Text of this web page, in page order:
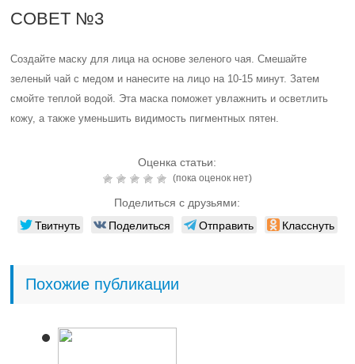
СОВЕТ №3
Создайте маску для лица на основе зеленого чая. Смешайте
зеленый чай с медом и нанесите на лицо на 10-15 минут. Затем
смойте теплой водой. Эта маска поможет увлажнить и осветлить
кожу, а также уменьшить видимость пигментных пятен.
Оценка статьи:
(пока оценок нет)
Поделиться с друзьями:
Твитнуть Поделиться Отправить Класснуть
Похожие публикации